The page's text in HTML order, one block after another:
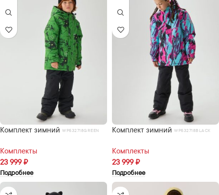
Комплект зимний WP532718GREEN
Комплекты
23 999₽
Подробнее
Комплект зимний WP532718BLACK
Комплекты
23 999₽
Подробнее